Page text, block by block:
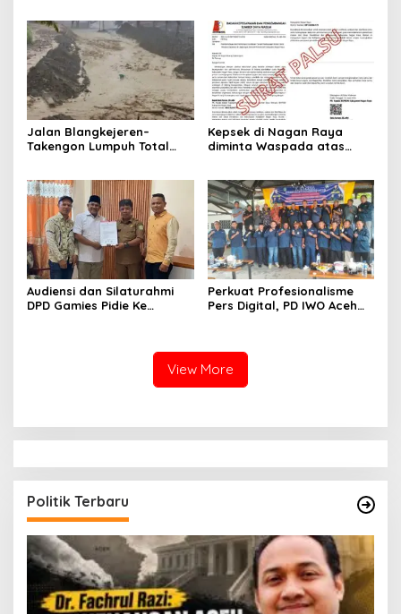
Umat dan Memajukan
Sabang
Jalan Blangkejeren–
Takengon Lumpuh Total
Kepsek di Nagan Raya
diminta Waspada atas
Audiensi dan Silaturahmi
DPD Gamies Pidie Ke
Perkuat Profesionalisme
Pers Digital, PD IWO Aceh
View More
Politik Terbaru